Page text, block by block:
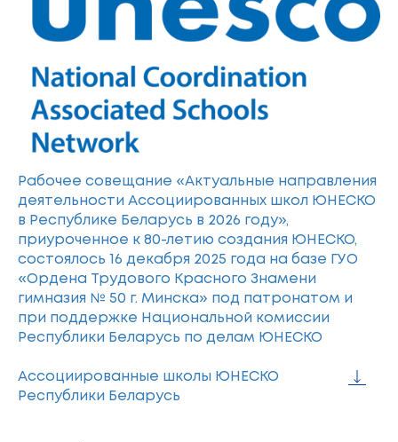
Рабочее совещание «Актуальные направления
деятельности Ассоциированных школ ЮНЕСКО
в Республике Беларусь в 2026 году»,
приуроченное к 80-летию создания ЮНЕСКО,
состоялось 16 декабря 2025 года на базе ГУО
«Ордена Трудового Красного Знамени
гимназия № 50 г. Минска» под патронатом и
при поддержке Национальной комиссии
Республики Беларусь по делам ЮНЕСКО
Ассоциированные школы ЮНЕСКО
Республики Беларусь